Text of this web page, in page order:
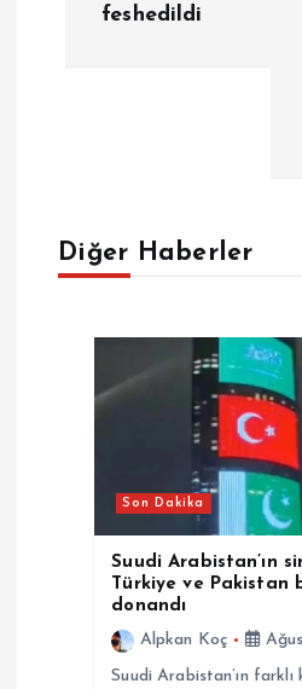
z
feshedildi
Diğer Haberler
Son Dakika
Suudi Arabistan’ın
Türkiye ve Pakistan
donandı
Alpkan Koç
Suudi Arabistan’ın